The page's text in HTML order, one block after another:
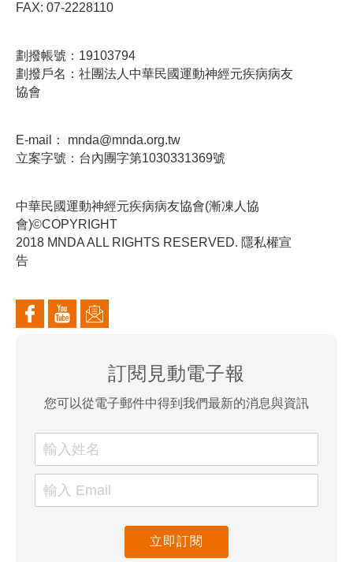
FAX: 07-2228110
劃撥帳號：19103794
劃撥戶名：社團法人中華民國運動神經元疾病病友
協會
E-mail：
mnda@mnda.org.tw
立案字號：台內團字第1030331369號
中華民國運動神經元疾病病友協會(漸凍人協
會)©COPYRIGHT
2018 MNDA ALL RIGHTS RESERVED. 隱私權宣
告
訂閱見動電子報
您可以從電子郵件中得到我們最新的消息與資訊
立即訂閱